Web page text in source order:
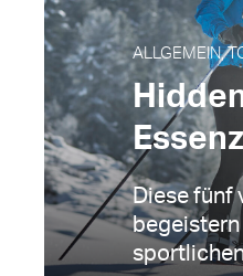
ALLGEMEIN,
Diese fünf